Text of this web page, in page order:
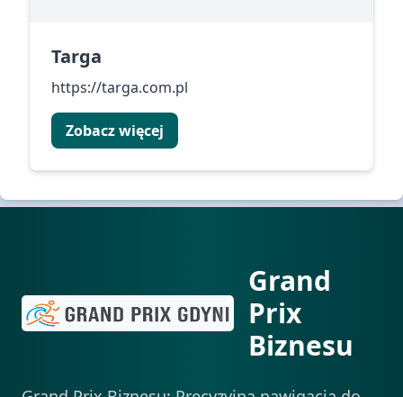
Targa
https://targa.com.pl
Zobacz więcej
Grand
Prix
Biznesu